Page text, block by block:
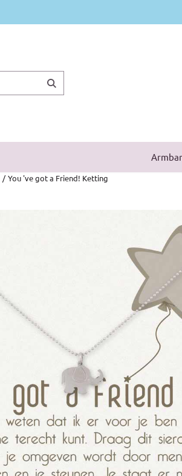
/ You 've got a Friend! Ketting